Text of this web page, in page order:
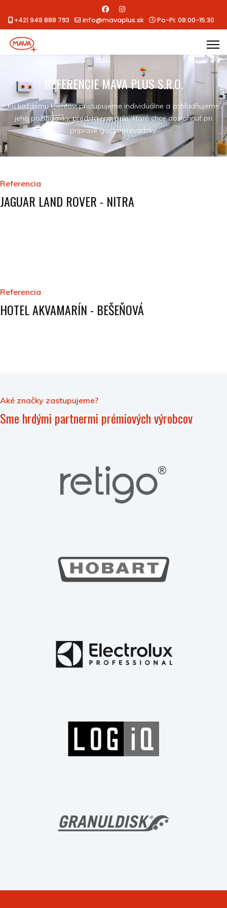
+421 948 888 793 info@mavaplus.sk Po-Pi: 08:00-15:30
REFERENCIE MAVA PLUS S.R.O.
Ku každému klientovi pristupujeme individuálne a zohľadňujeme
jeho požiadavky, predstavy a ciele, ktoré chce dosiahnuť pri
príprave gastroprevádzky.
Referencia
JAGUAR LAND ROVER - NITRA
Referencia
HOTEL AKVAMARÍN - BEŠEŇOVÁ
Aké značky zastupujeme?
Sme hrdými partnermi prémiových výrobcov